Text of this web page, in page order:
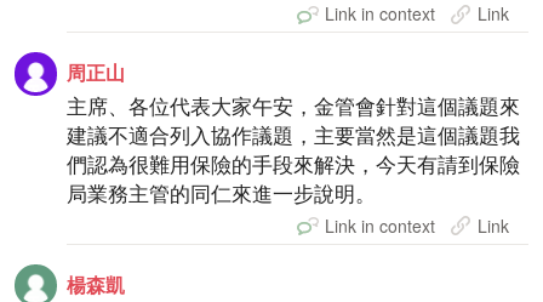
Link in context Link
周正山
主席、各位代表大家午安，金管會針對這個議題來
建議不適合列入協作議題，主要當然是這個議題我
們認為很難用保險的手段來解決，今天有請到保險
局業務主管的同仁來進一步說明。
Link in context Link
楊森凱